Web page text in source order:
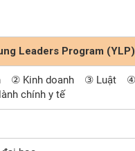
Leaders Program (YLP)
② Kinh doanh ③ Luật ④
chính y tế